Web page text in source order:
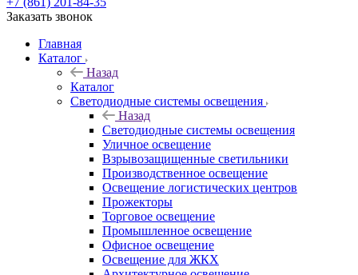
Заказать звонок
Главная
Каталог
Назад
Каталог
Светодиодные системы освещения
Назад
Светодиодные системы освещения
Уличное освещение
Взрывозащищенные светильники
Производственное освещение
Освещение логистических центров
Прожекторы
Торговое освещение
Промышленное освещение
Офисное освещение
Освещение для ЖКХ